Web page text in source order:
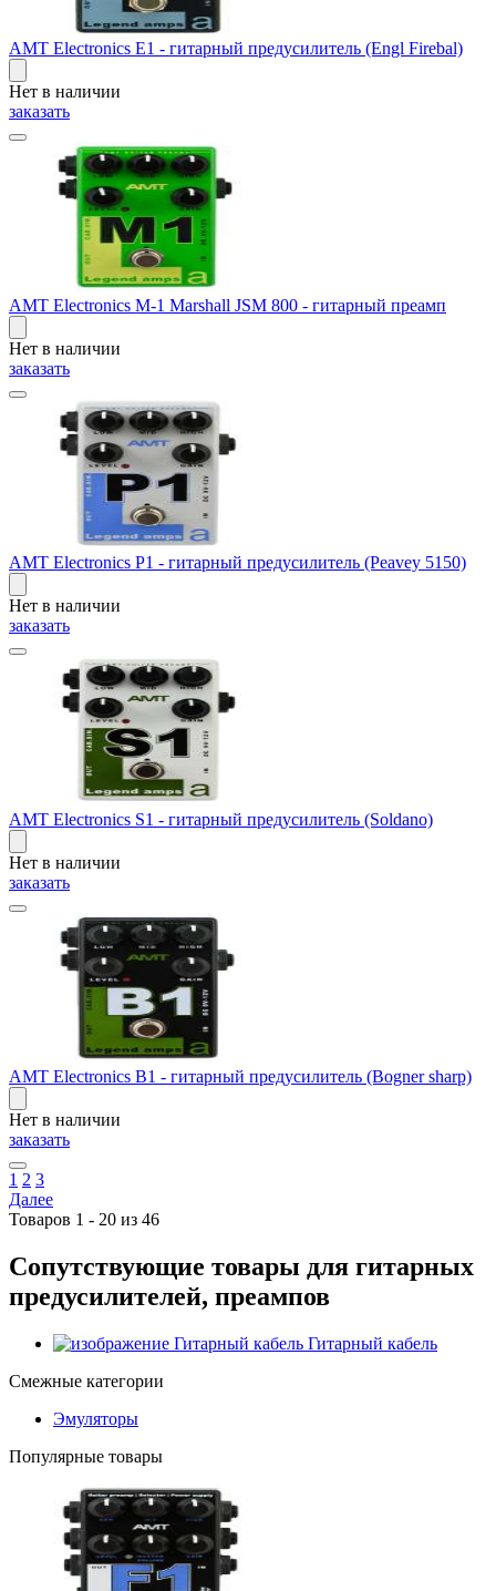
AMT Electronics E1 - гитарный предусилитель (Engl Firebal)
Нет в наличии
заказать
AMT Electronics M-1 Marshall JSM 800 - гитарный преамп
Нет в наличии
заказать
AMT Electronics P1 - гитарный предусилитель (Peavey 5150)
Нет в наличии
заказать
AMT Electronics S1 - гитарный предусилитель (Soldano)
Нет в наличии
заказать
AMT Electronics B1 - гитарный предусилитель (Bogner sharp)
Нет в наличии
заказать
1 2 3
Далее
Товаров 1 - 20 из 46
Сопутствующие товары для гитарных
предусилителей, преампов
Гитарный кабель
Смежные категории
Эмуляторы
Популярные товары